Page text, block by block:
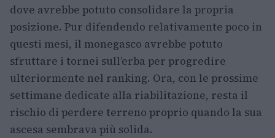
dove avrebbe potuto consolidare la propria
posizione. Pur difendendo relativamente poco in
questi mesi, il monegasco avrebbe potuto
sfruttare i tornei sull’erba per progredire
ulteriormente nel ranking. Ora, con le prossime
settimane dedicate alla riabilitazione, resta il
rischio di perdere terreno proprio quando la sua
ascesa sembrava più solida.